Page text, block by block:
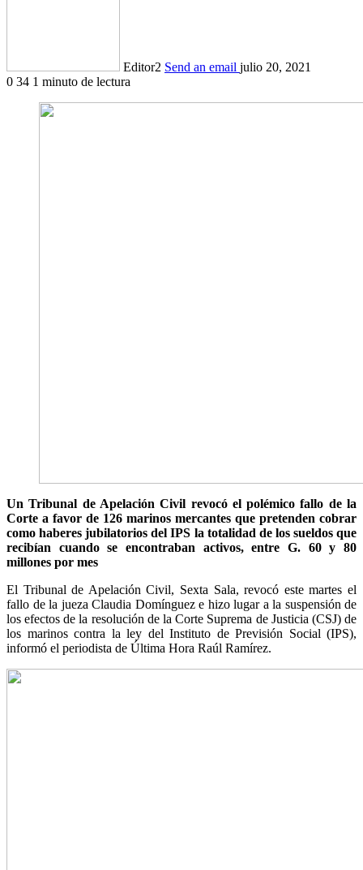
Editor2 Send an email julio 20, 2021
0 34 1 minuto de lectura
Un Tribunal de Apelación Civil revocó el polémico fallo de la
Corte a favor de 126 marinos mercantes que pretenden cobrar
como haberes jubilatorios del IPS la totalidad de los sueldos que
recibían cuando se encontraban activos, entre G. 60 y 80
millones por mes
El Tribunal de Apelación Civil, Sexta Sala, revocó este martes el
fallo de la jueza Claudia Domínguez e hizo lugar a la suspensión de
los efectos de la resolución de la Corte Suprema de Justicia (CSJ) de
los marinos contra la ley del Instituto de Previsión Social (IPS),
informó el periodista de Última Hora Raúl Ramírez.